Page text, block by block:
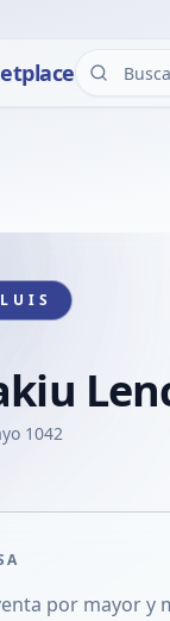
1042
por mayor y